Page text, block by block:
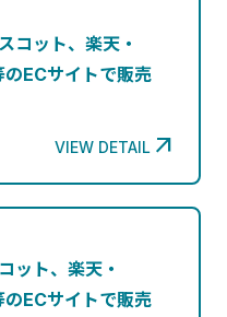
コット、楽天・
ECサイトで販売
VIEW DETAIL 
ット、楽天・
ECサイトで販売